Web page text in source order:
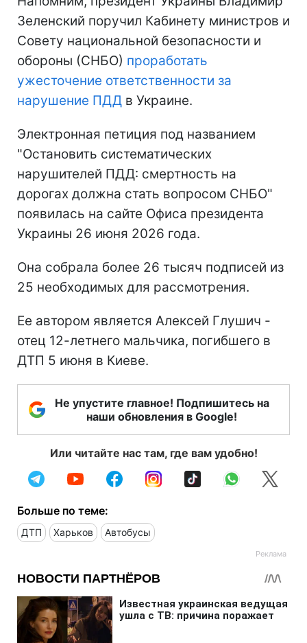
Зеленский поручил Кабинету министров и
Совету национальной безопасности и
обороны (СНБО) проработать
ужесточение ответственности за
нарушение ПДД в Украине.
Электронная петиция под названием
"Остановить систематических
нарушителей ПДД: смертность на
дорогах должна стать вопросом СНБО"
появилась на сайте Офиса президента
Украины 26 июня 2026 года.
Она собрала более 26 тысяч подписей из
25 необходимых для рассмотрения.
Ее автором является Алексей Глушич -
отец 12-летнего мальчика, погибшего в
ДТП 5 июня в Киеве.
Не упустите главное! Подпишитесь на
наши обновления в Google!
Или читайте нас там, где вам удобно!
Больше по теме:
ДТП Харьков Автобусы